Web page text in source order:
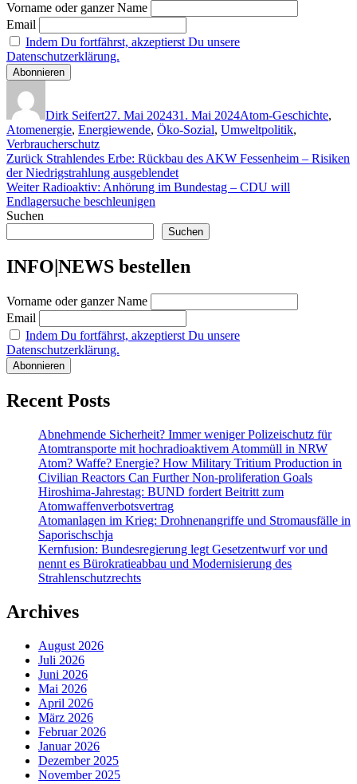
Vorname oder ganzer Name
Email
Indem Du fortfährst, akzeptierst Du unsere
Datenschutzerklärung.
Dirk Seifert27. Mai 202431. Mai 2024Atom-Geschichte,
Atomenergie, Energiewende, Öko-Sozial, Umweltpolitik,
Verbraucherschutz
Beitragsnavigation
Zurück Vorheriger
Beitrag:
Strahlendes Erbe: Rückbau des AKW Fessenheim – Risiken
der Niedrigstrahlung ausgeblendet
Weiter Nächster
Beitrag:
Radioaktiv: Anhörung im Bundestag – CDU will
Endlagersuche beschleunigen
Suchen
Suchen
INFO|NEWS bestellen
Vorname oder ganzer Name
Email
Indem Du fortfährst, akzeptierst Du unsere
Datenschutzerklärung.
Recent Posts
Abnehmende Sicherheit? Immer weniger Polizeischutz für
Atomtransporte mit hochradioaktivem Atommüll in NRW
Atom? Waffe? Energie? How Military Tritium Production in
Civilian Reactors Can Further Non-proliferation Goals
Hiroshima-Jahrestag: BUND fordert Beitritt zum
Atomwaffenverbotsvertrag
Atomanlagen im Krieg: Drohnenangriffe und Stromausfälle in
Saporischschja
Kernfusion: Bundesregierung legt Gesetzentwurf vor und
nennt es Bürokratieabbau und Modernisierung des
Strahlenschutzrechts
Archives
August 2026
Juli 2026
Juni 2026
Mai 2026
April 2026
März 2026
Februar 2026
Januar 2026
Dezember 2025
November 2025